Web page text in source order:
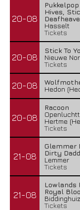
20-08
Hives,
Hasselt
Tickets
20-08
Stick To
Nieuwe
Tickets
20-08
Hedon
20-08
Racoon
Hertme
Tickets
21-08
Glemmer
Dirty
Lemmer
Tickets
21-08
Lowlands
Royal
Tickets